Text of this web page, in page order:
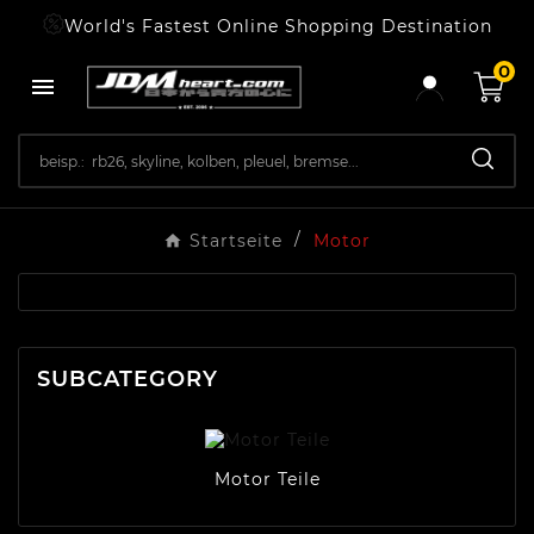
World's Fastest Online Shopping Destination

0
Startseite Motor
SUBCATEGORY
Motor Teile